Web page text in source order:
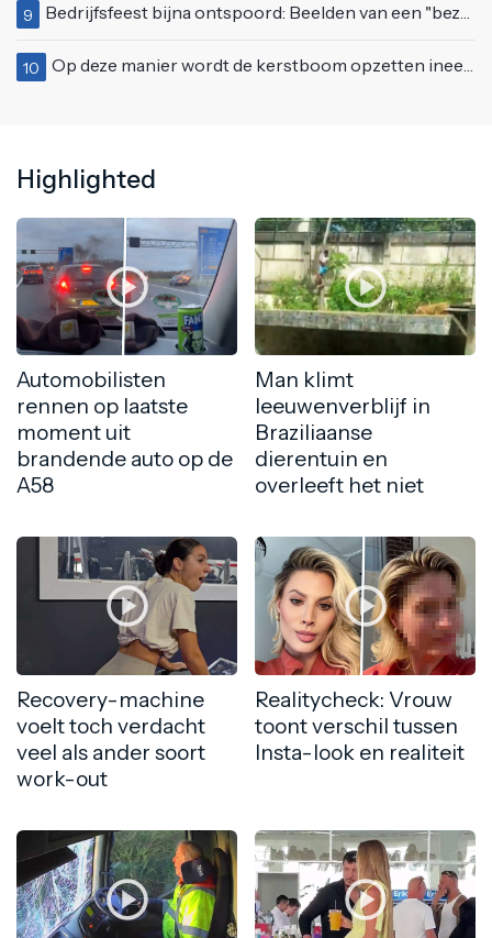
9 Bedrijfsfeest bijna ontspoord: Beelden van een "bezopen Tino Martin" gaan viraal
10 Op deze manier wordt de kerstboom opzetten ineens een stuk leuker
Highlighted
Automobilisten
rennen op laatste
moment uit
brandende auto op de
A58
Man klimt
leeuwenverblijf in
Braziliaanse
dierentuin en
overleeft het niet
Recovery-machine
voelt toch verdacht
veel als ander soort
work-out
Realitycheck: Vrouw
toont verschil tussen
Insta-look en realiteit